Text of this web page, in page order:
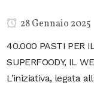
28 Gennaio 2025
40.000 PASTI PER
SUPERFOODY, IL
L’iniziativa, legata